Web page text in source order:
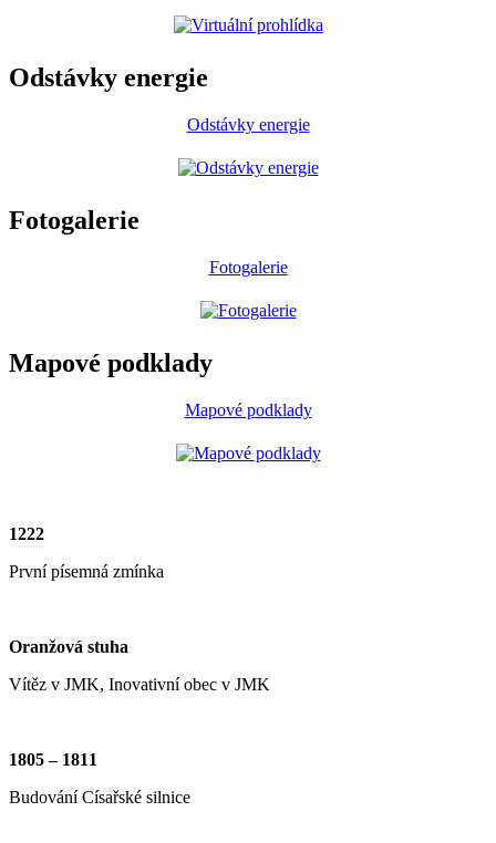
Odstávky energie
Odstávky energie
Fotogalerie
Fotogalerie
Mapové podklady
Mapové podklady
1222
První písemná zmínka
Oranžová stuha
Vítěz v JMK, Inovativní obec v JMK
1805 – 1811
Budování Císařské silnice